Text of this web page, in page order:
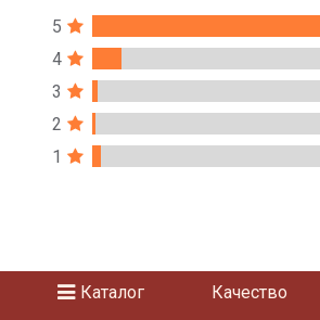
5
4
3
2
1
Каталог Качество